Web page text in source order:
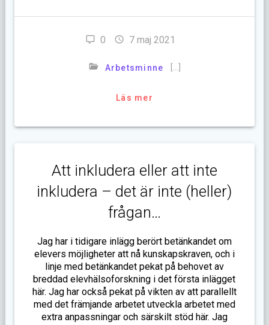
0 7 maj 2021
Arbetsminne
Läs mer
Att inkludera eller att inte
inkludera – det är inte (heller)
frågan…
Jag har i tidigare inlägg berört betänkandet om
elevers möjligheter att nå kunskapskraven, och i
linje med betänkandet pekat på behovet av
breddad elevhälsoforskning i det första inlägget
här. Jag har också pekat på vikten av att parallellt
med det främjande arbetet utveckla arbetet med
extra anpassningar och särskilt stöd här. Jag